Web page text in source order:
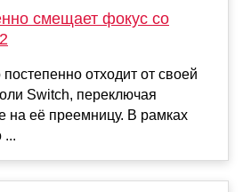
смещает фокус со
отходит от своей
Switch, переключая
на её преемницу. В рамках
...